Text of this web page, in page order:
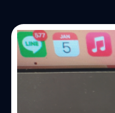
05/01/2023
วิธีฟอร์แมต
macOS ในรูปแบบต่าง ๆ โ
สร้าง Flashdrive ติดตั้ง